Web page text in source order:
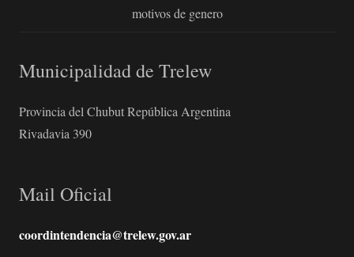
motivos de genero
Municipalidad de Trelew
Provincia del Chubut República Argentina
Rivadavia 390
Mail Oficial
coordintendencia@trelew.gov.ar